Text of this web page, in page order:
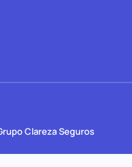
Clareza Seguros